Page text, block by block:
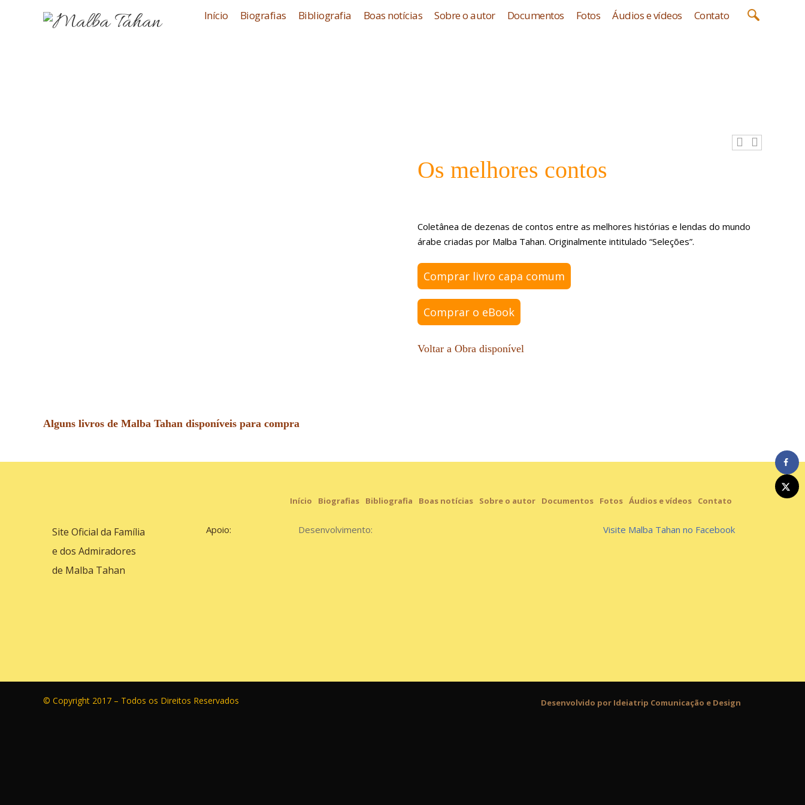
Início Biografias Bibliografia Boas notícias Sobre o autor Documentos Fotos Áudios e vídeos Contato
Os melhores contos
Coletânea de dezenas de contos entre as melhores histórias e lendas do mundo
árabe criadas por Malba Tahan. Originalmente intitulado “Seleções”.
Comprar livro capa comum
Comprar o eBook
Voltar a Obra disponível
Alguns livros de Malba Tahan disponíveis para compra
Início Biografias Bibliografia Boas notícias Sobre o autor Documentos Fotos Áudios e vídeos Contato
Site Oficial da Família
e dos Admiradores
de Malba Tahan
Apoio: Desenvolvimento: Visite Malba Tahan no Facebook
© Copyright 2017 – Todos os Direitos Reservados Desenvolvido por Ideiatrip Comunicação e Design